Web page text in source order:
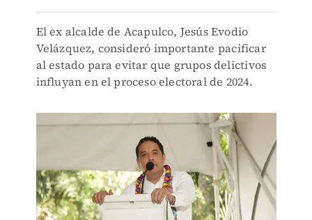
El ex alcalde de Acapulco, Jesús Evodio
Velázquez, consideró importante pacificar
al estado para evitar que grupos delictivos
influyan en el proceso electoral de 2024.